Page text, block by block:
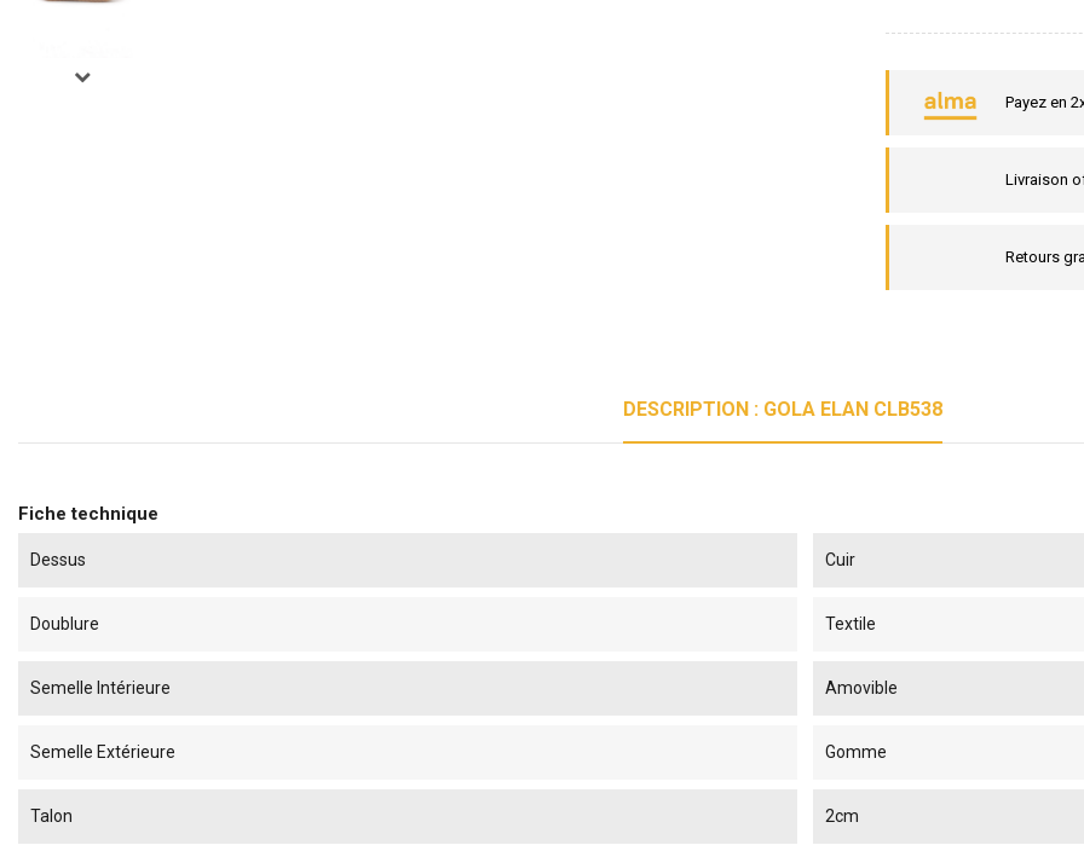
Payez en
Livraison
Retours
DESCRIPTION : GOLA ELAN CLB538
Fiche technique
Dessus Cuir
Doublure Textile
Semelle Intérieure Amovible
Semelle Extérieure Gomme
Talon 2cm